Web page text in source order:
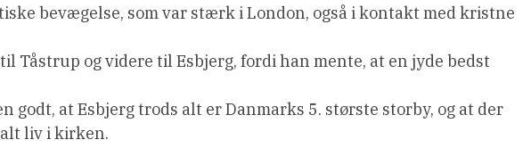
bevægelse, som var stærk i London, også i kontakt med kristne
Tåstrup og videre til Esbjerg, fordi han mente, at en jyde bedst
godt, at Esbjerg trods alt er Danmarks 5. største storby, og at der
liv i kirken.